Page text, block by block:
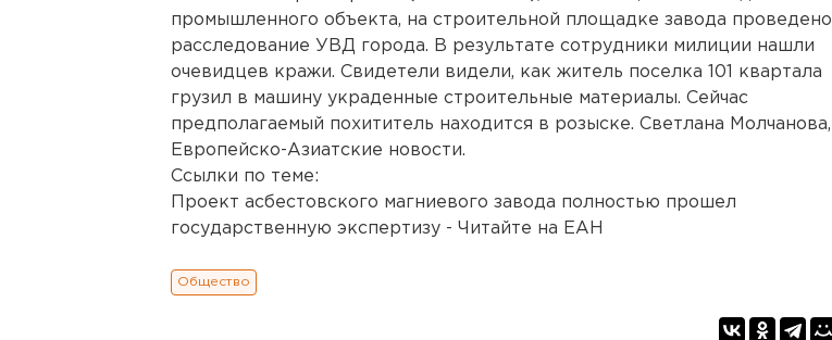
промышленного объекта, на строительной площадке завода проведено
расследование УВД города. В результате сотрудники милиции нашли
очевидцев кражи. Свидетели видели, как житель поселка 101 квартала
грузил в машину украденные строительные материалы. Сейчас
предполагаемый похититель находится в розыске. Светлана Молчанова,
Европейско-Азиатские новости.
Ссылки по теме:
Проект асбестовского магниевого завода полностью прошел
государственную экспертизу - Читайте на ЕАН
Общество